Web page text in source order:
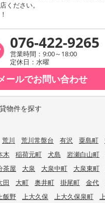
ください。
076-422-9265
営業時間：9:00～18:00
定休日：水曜
ールでお問い合わせ
物件を探す
荒川 荒川常盤台 有沢 粟島町
木 稲荷元町 犬島 岩瀬白山町
茶屋 大泉 大泉中町 大泉東町
田 大町 奥井町 掛尾町 金代
飯野 上大久保 上大久保泉町